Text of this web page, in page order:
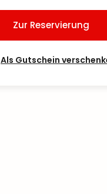
Zur Reservierung
Als Gutschein